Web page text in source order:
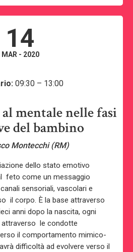
14
MAR - 2020
09:30 – 13:00
mentale nelle fasi
del bambino
Montecchi (RM)
dello stato emotivo
feto come un messaggio
sensoriali, vascolari e
il corpo. È la base attraverso
anni dopo la nascita, ogni
le condotte
il comportamento mimico-
difficoltà ad evolvere verso il